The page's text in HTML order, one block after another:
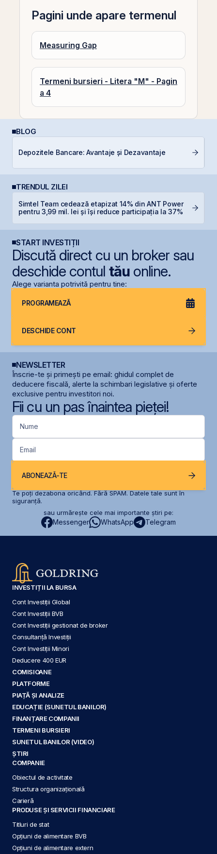
Pagini unde apare termenul
Measuring Gap
Termeni bursieri - Litera "M" - Pagin
a 4
BLOG
Depozitele Bancare: Avantaje și Dezavantaje
TRENDUL ZILEI
Simtel Team cedează etapizat 14% din ANT Power
pentru 3,99 mil. lei și își reduce participația la 37%
START INVESTIȚII
Discută direct cu un broker sau
deschide contul tăuonline.
Alege varianta potrivită pentru tine:
PROGRAMEAZĂ
DESCHIDE CONT
NEWSLETTER
Înscrie-te și primești pe email: ghidul complet de
deducere fiscală, alerte la schimbari legislative și oferte
exclusive pentru investitori noi.
Fii cu un pas înaintea pieței!
Nume
Email
ABONEAZĂ-TE
Te poți dezabona oricând. Fără SPAM. Datele tale sunt în
siguranță.
sau urmărește cele mai importante știri pe:
Messenger WhatsApp Telegram
INVESTIȚII LA BURSA
Cont Investiții Global
Cont Investiții BVB
Cont Investiții gestionat de broker
Consultanță Investiții
Cont Investiții Minori
Deducere 400 EUR
COMISIOANE
PLATFORME
PIAȚĂ ȘI ANALIZE
EDUCAȚIE (SUNETUL BANILOR)
FINANȚARE COMPANII
TERMENI BURSIERI
SUNETUL BANILOR (VIDEO)
ȘTIRI
COMPANIE
Obiectul de activitate
Structura organizațională
Carieră
PRODUSE ȘI SERVICII FINANCIARE
Titluri de stat
Opțiuni de alimentare BVB
Opțiuni de alimentare extern